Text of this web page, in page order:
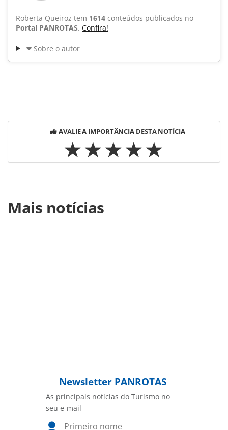
Roberta Queiroz tem 1614 conteúdos publicados no
Portal PANROTAS. Confira!
Sobre o autor
AVALIE A IMPORTÂNCIA DESTA NOTÍCIA
https://www.panrotas.com.br/noticia-
turismo/hotelaria/2014/12/rede-bourbon-aposta-em-
Mais notícias
Newsletter PANROTAS
As principais notícias do Turismo no
seu e-mail